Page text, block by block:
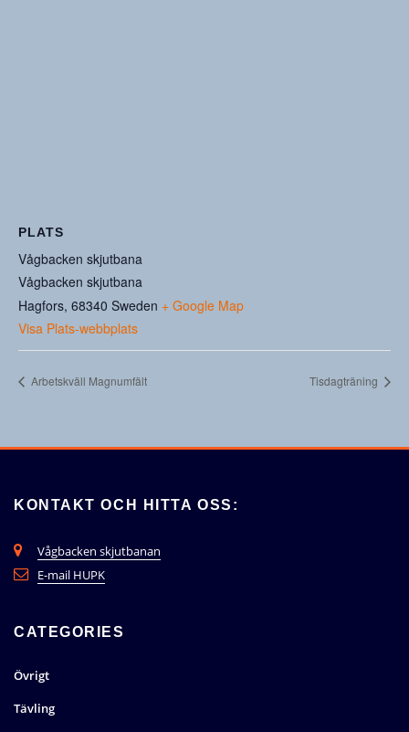
PLATS
Vågbacken skjutbana
Vågbacken skjutbana
Hagfors, 68340 Sweden + Google Map
Visa Plats-webbplats
Arbetskväll Magnumfält Tisdagträning
KONTAKT OCH HITTA OSS:
Vågbacken skjutbanan
E-mail HUPK
CATEGORIES
Övrigt
Tävling